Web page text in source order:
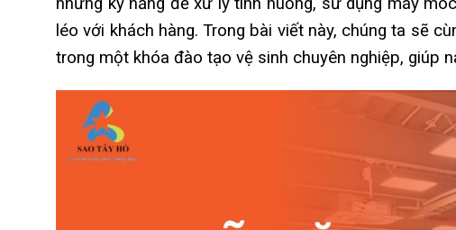
léo với khách hàng. Trong bài viết này, chúng ta sẽ
trong một khóa đào tạo vệ sinh chuyên nghiệp, giúp